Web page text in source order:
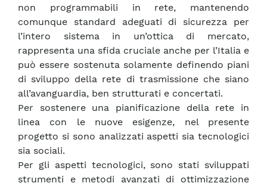
non programmabili in rete, mantenendo
comunque standard adeguati di sicurezza per
l’intero sistema in un’ottica di mercato,
rappresenta una sfida cruciale anche per l’Italia e
può essere sostenuta solamente definendo piani
di sviluppo della rete di trasmissione che siano
all’avanguardia, ben strutturati e concertati.
Per sostenere una pianificazione della rete in
linea con le nuove esigenze, nel presente
progetto si sono analizzati aspetti sia tecnologici
sia sociali.
Per gli aspetti tecnologici, sono stati sviluppati
strumenti e metodi avanzati di ottimizzazione